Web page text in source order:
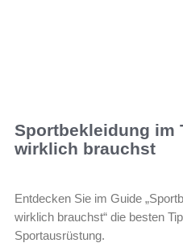
Sportbekleidung im
wirklich brauchst
Entdecken Sie im Guide
wirklich brauchst“ die besten
Sportausrüstung.